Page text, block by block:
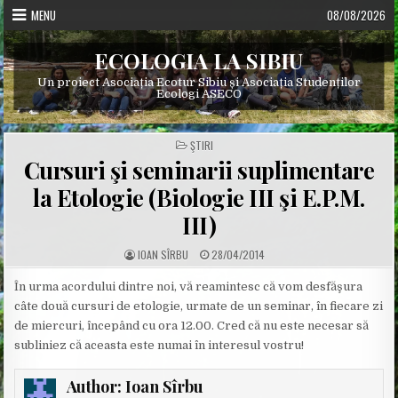
Skip
to
content
MENU 08/08/2026
ECOLOGIA LA SIBIU
Un proiect Asociația Ecotur Sibiu și Asociația Studenților
Ecologi ASECO
POSTED
IN
ŞTIRI
Cursuri şi seminarii suplimentare
la Etologie (Biologie III şi E.P.M.
III)
A
U
H
R
:
IOAN SÎRBU P
U
L
S
E
D
D
T
28/04/2014
În urma acordului dintre noi, vă reamintesc că vom desfăşura
câte două cursuri de etologie, urmate de un seminar, în fiecare zi
de miercuri, începând cu ora 12.00. Cred că nu este necesar să
subliniez că aceasta este numai în interesul vostru!
Author: Ioan Sîrbu